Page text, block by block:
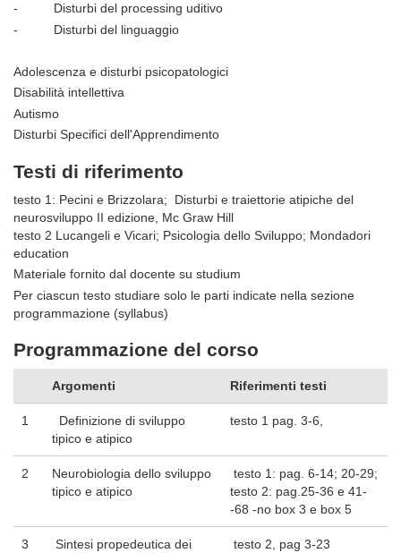
-
Disturbi del processing uditivo
-
Disturbi del linguaggio
Adolescenza e disturbi psicopatologici
Disabilità intellettiva
Autismo
Disturbi Specifici dell'Apprendimento
Testi di riferimento
testo 1: Pecini e Brizzolara; Disturbi e traiettorie atipiche del
neurosviluppo II edizione, Mc Graw Hill
testo 2 Lucangeli e Vicari; Psicologia dello Sviluppo; Mondadori
education
Materiale fornito dal docente su studium
Per ciascun testo studiare solo le parti indicate nella sezione
programmazione (syllabus)
Programmazione del corso
Argomenti Riferimenti testi
1
Definizione di sviluppo
tipico e atipico
testo 1 pag. 3-6,
2
Neurobiologia dello sviluppo
tipico e atipico
testo 1: pag. 6-14; 20-29;
testo 2: pag.25-36 e 41-
-68 -no box 3 e box 5
3
Sintesi propedeutica dei
testo 2, pag 3-23